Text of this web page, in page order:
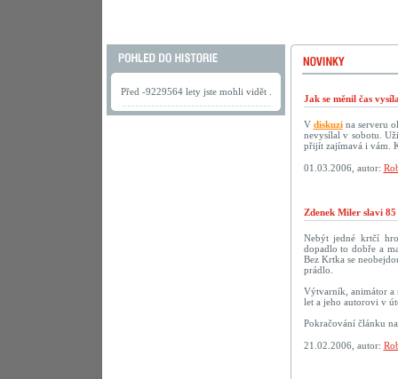
Před -9229564 lety jste mohli vidět .
Jak se měnil čas
V diskuzina serveru
nevysílal v sobotu.
přijít zajímavá i vám.
01.03.2006, autor:
Zdenek Miler slavi
Nebýt jedné krtčí
dopadlo to dobře a
Bez Krtka se
prádlo.
Výtvarník, animátor a
let a jeho autorovi v
Pokračování článku
21.02.2006, autor: